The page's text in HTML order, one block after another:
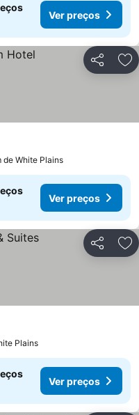
Ver preços
Partilhar
de White Plains
Ver preços
Partilhar
Plains
Ver preços